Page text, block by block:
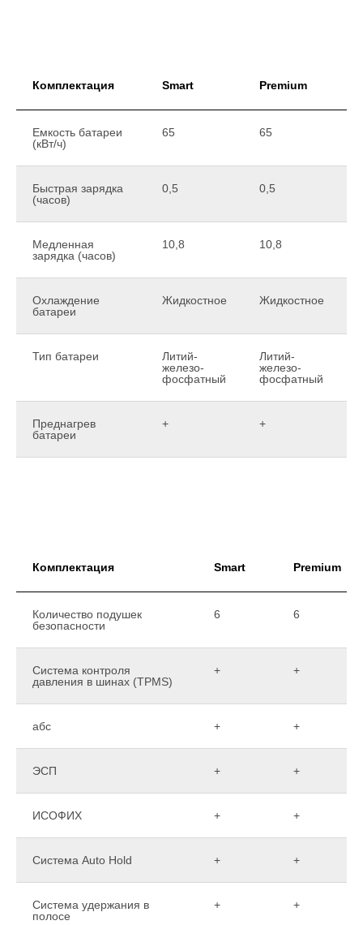
Комплектация Smart Premium
Емкость батареи
(кВт/ч)
65 65
Быстрая зарядка
(часов)
0,5 0,5
Медленная
зарядка (часов)
10,8 10,8
Охлаждение
батареи
Жидкостное Жидкостное
Тип батареи
Литий-
железо-
фосфатный
Литий-
железо-
фосфатный
Преднагрев
батареи
+ +
Комплектация Smart Premium
Количество подушек
безопасности
6 6
Система контроля
давления в шинах (TPMS)
+ +
абс + +
ЭСП + +
ИСОФИХ + +
Система Auto Hold + +
Система удержания в
полосе
+ +